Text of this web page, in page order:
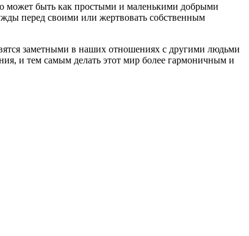
может быть как простыми и маленькими добрыми
перед своими или жертвовать собственным
заметными в наших отношениях с другими людьми
и тем самым делать этот мир более гармоничным и